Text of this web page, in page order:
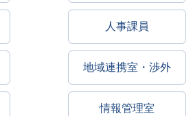
人事課員
地域連携室・渉外
情報管理室